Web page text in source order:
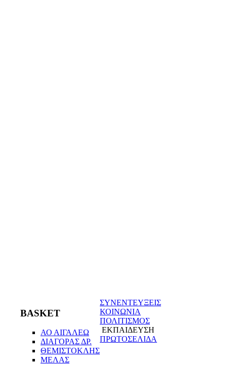
BASKET
ΑΟ ΑΙΓΑΛΕΩ
ΔΙΑΓΟΡΑΣ ΔΡ.
ΘΕΜΙΣΤΟΚΛΗΣ
ΜΕΛΑΣ
ΣΥΝΕΝΤΕΥΞΕΙΣ
ΚΟΙΝΩΝΙΑ
ΠΟΛΙΤΙΣΜΟΣ
ΕΚΠΑΙΔΕΥΣΗ
ΠΡΩΤΟΣΕΛΙΔΑ